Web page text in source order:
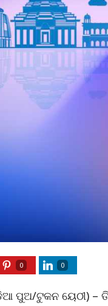
0 0
ପୁଅ/ଟୁକନ ୟେଠୀ) –